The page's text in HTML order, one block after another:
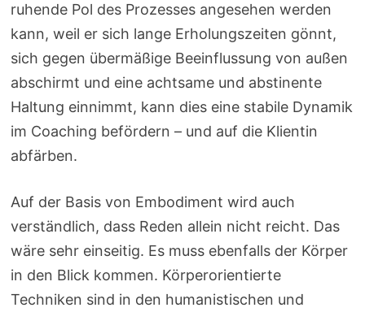
ruhende Pol des Prozesses angesehen werden
kann, weil er sich lange Erholungszeiten gönnt,
sich gegen übermäßige Beeinflussung von außen
abschirmt und eine achtsame und abstinente
Haltung einnimmt, kann dies eine stabile Dynamik
im Coaching befördern – und auf die Klientin
abfärben.
Auf der Basis von Embodiment wird auch
verständlich, dass Reden allein nicht reicht. Das
wäre sehr einseitig. Es muss ebenfalls der Körper
in den Blick kommen. Körperorientierte
Techniken sind in den humanistischen und